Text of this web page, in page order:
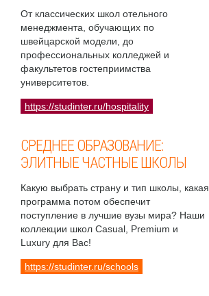
От классических школ отельного
менеджмента, обучающих по
швейцарской модели, до
профессиональных колледжей и
факультетов гостеприимства
университетов.
https://studinter.ru/hospitality
СРЕДНЕЕ ОБРАЗОВАНИЕ:
ЭЛИТНЫЕ ЧАСТНЫЕ ШКОЛЫ
Какую выбрать страну и тип школы, какая
программа потом обеспечит
поступление в лучшие вузы мира? Наши
коллекции школ Casual, Premium и
Luxury для Вас!
https://studinter.ru/schools